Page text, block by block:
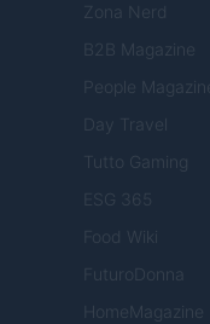
Zona Nerd
B2B Magazine
People Magazine
Day Travel
Tutto Gaming
ESG 365
Food Wiki
FuturoDonna
HomeMagazine